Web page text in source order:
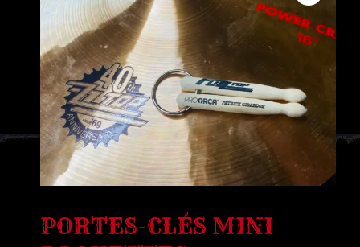
PORTES-CLÉS MINI